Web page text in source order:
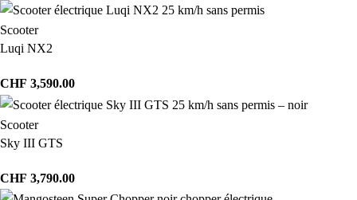
Scooter
Luqi NX2
CHF 3,590.00
Scooter
Sky III GTS
CHF 3,790.00